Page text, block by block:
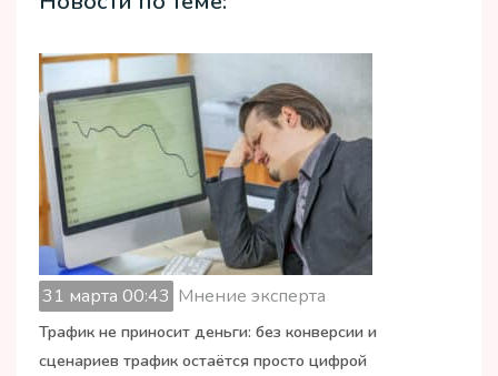
31 марта 00:43 Мнение эксперта
Трафик не приносит деньги: без конверсии и
сценариев трафик остаётся просто цифрой